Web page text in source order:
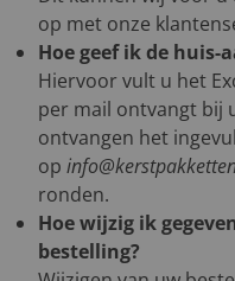
op met onze
Hoe geef ik de huis-
Hiervoor vult u het
per mail ontvangt bij
ontvangen het
op
ronden.
Hoe wijzig ik
bestelling?